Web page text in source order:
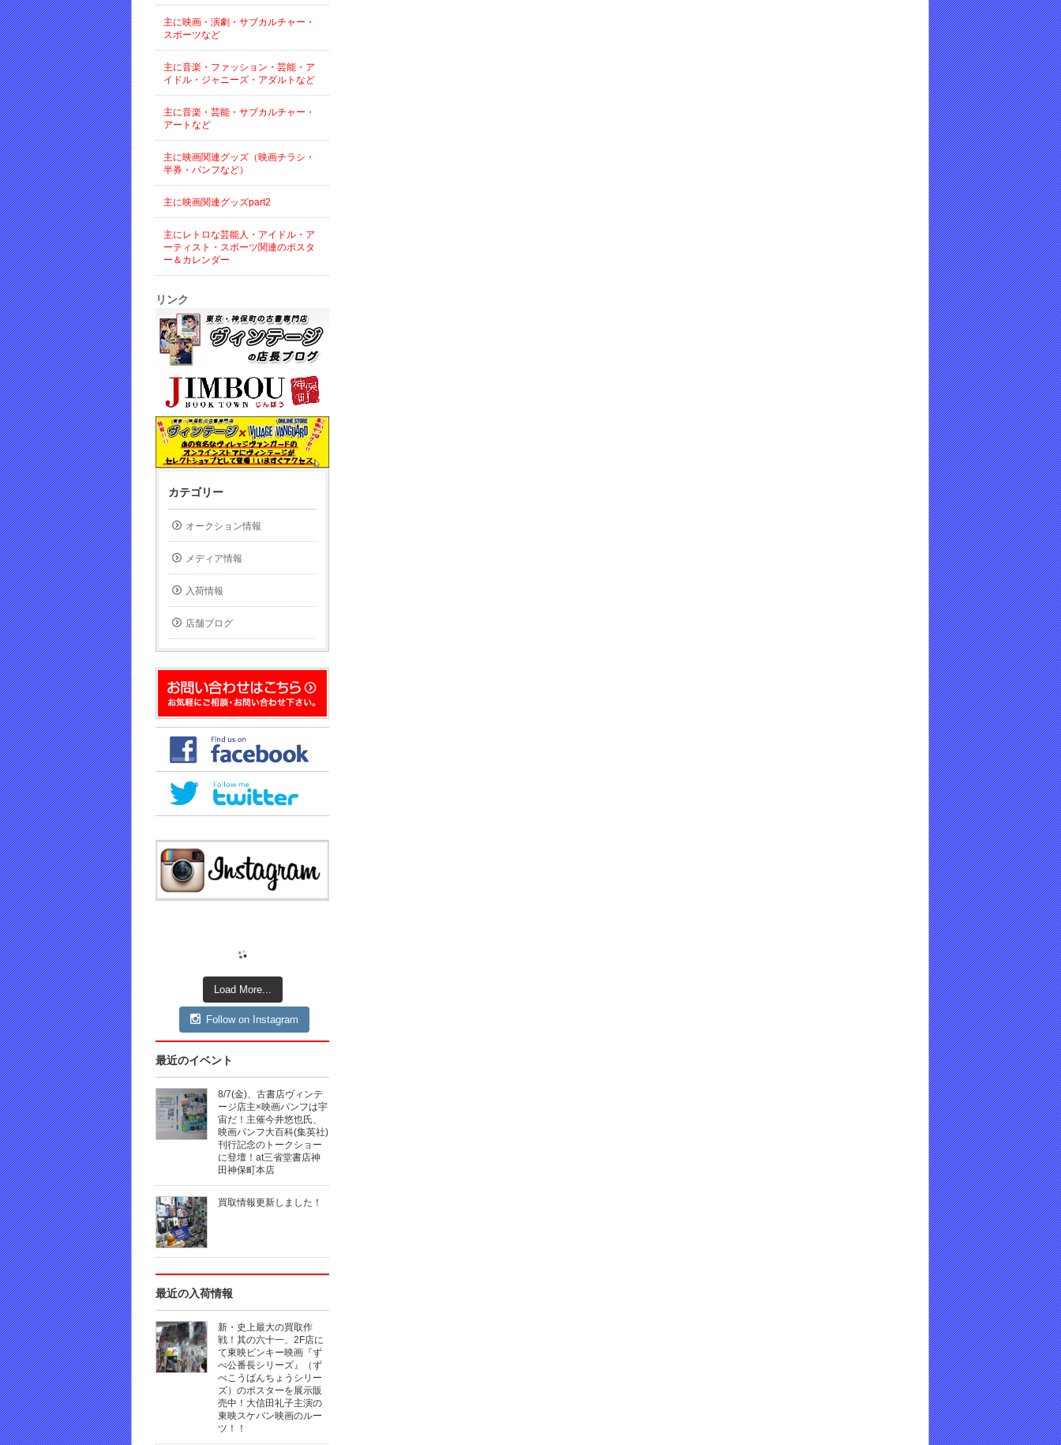
主に映画・演劇・サブカルチャー・
スポーツなど
主に音楽・ファッション・芸能・ア
イドル・ジャニーズ・アダルトなど
主に音楽・芸能・サブカルチャー・
アートなど
主に映画関連グッズ（映画チラシ・
半券・パンフなど）
主に映画関連グッズpart2
主にレトロな芸能人・アイドル・ア
ーティスト・スポーツ関連のポスタ
ー＆カレンダー
リンク
カテゴリー
オークション情報
メディア情報
入荷情報
店舗ブログ
Load More...
Follow on Instagram
最近のイベント
8/7(金)、古書店ヴィンテ
ージ店主×映画パンフは宇
宙だ！主催今井悠也氏、
映画パンフ大百科(集英社)
刊行記念のトークショー
に登壇！at三省堂書店神
田神保町本店
買取情報更新しました！
最近の入荷情報
新・史上最大の買取作
戦！其の六十一、2F店に
て東映ピンキー映画『ず
べ公番長シリーズ』（ず
べこうばんちょうシリー
ズ）のポスターを展示販
売中！大信田礼子主演の
東映スケバン映画のルー
ツ！！